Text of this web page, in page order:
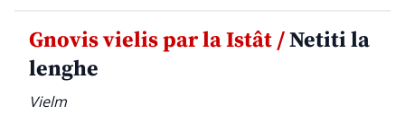
Gnovis vielis par la Istât /Netiti la
lenghe
Vielm